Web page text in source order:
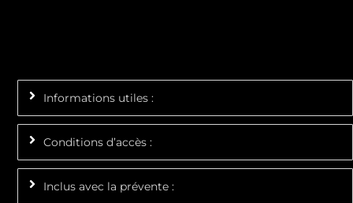
Informations utiles :
Conditions d’accès :
Inclus avec la prévente :